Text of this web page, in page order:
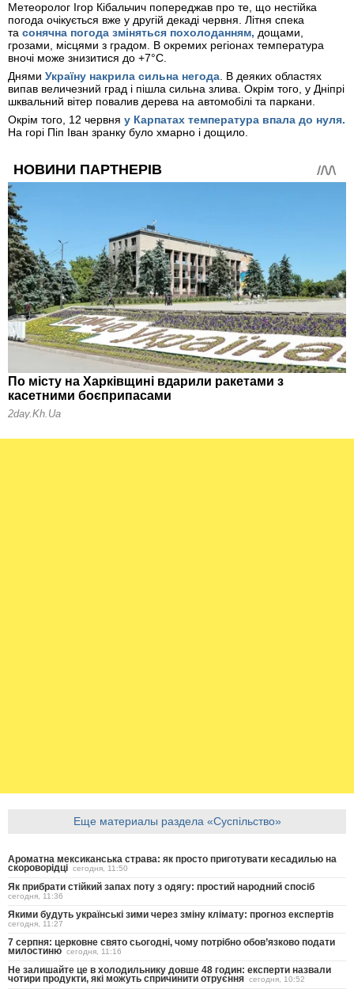
Метеоролог Ігор Кібальчич попереджав про те, що нестійка
погода очікується вже у другій декаді червня. Літня спека
та сонячна погода зміняться похолоданням, дощами,
грозами, місцями з градом. В окремих регіонах температура
вночі може знизитися до +7°C.
Днями Україну накрила сильна негода. В деяких областях
випав величезний град і пішла сильна злива. Окрім того, у Дніпрі
шквальний вітер повалив дерева на автомобілі та паркани.
Окрім того, 12 червня у Карпатах температура впала до нуля.
На горі Піп Іван зранку було хмарно і дощило.
Еще материалы раздела «Суспільство»
Ароматна мексиканська страва: як просто приготувати кесадилью на
скороворідці сегодня, 11:50
Як прибрати стійкий запах поту з одягу: простий народний спосіб
сегодня, 11:36
Якими будуть українські зими через зміну клімату: прогноз експертів
сегодня, 11:27
7 серпня: церковне свято сьогодні, чому потрібно обов’язково подати
милостиню сегодня, 11:16
Не залишайте це в холодильнику довше 48 годин: експерти назвали
чотири продукти, які можуть спричинити отруєння сегодня, 10:52